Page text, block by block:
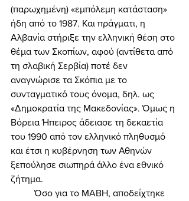
(παρωχημένη) «εμπόλεμη κατάσταση»
ήδη από το 1987. Και πράγματι, η
Αλβανία στήριξε την ελληνική θέση στο
θέμα των Σκοπίων, αφού (αντίθετα από
τη σλαβική Σερβία) ποτέ δεν
αναγνώρισε τα Σκόπια με το
συνταγματικό τους όνομα, δηλ. ως
«Δημοκρατία της Μακεδονίας». Όμως η
Βόρεια Ήπειρος άδειασε τη δεκαετία
του 1990 από τον ελληνικό πληθυσμό
και έτσι η κυβέρνηση των Αθηνών
ξεπούλησε σιωπηρά άλλο ένα εθνικό
ζήτημα.